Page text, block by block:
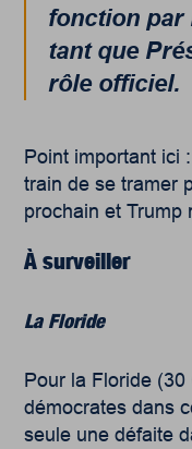
fonction par
tant que
rôle officiel.
Point important ici
train de se tramer
prochain et Trump
À surveiller
La Floride
Pour la Floride
démocrates dans
seule une défaite